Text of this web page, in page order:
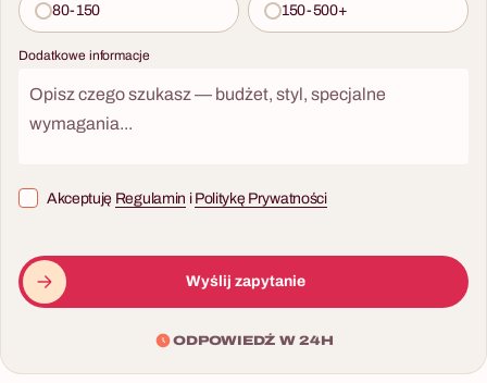
80-150 150-500+
Dodatkowe informacje
Akceptuję Regulamin i Politykę Prywatności
Wyślij zapytanie
ODPOWIEDŹ W 24H